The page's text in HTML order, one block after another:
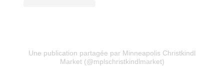
Une publication partagée par Minneapolis Christkindl
Market (@mplschristkindlmarket)